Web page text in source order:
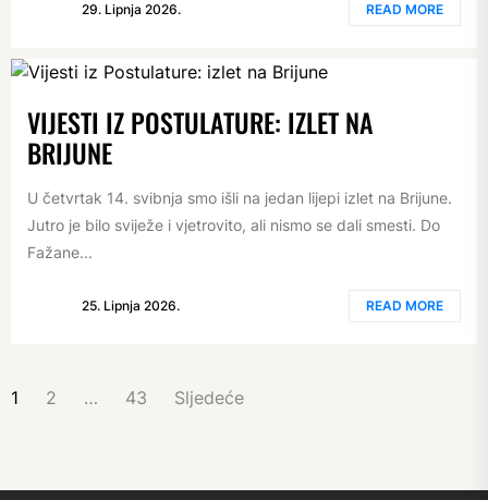
29. Lipnja 2026. READ MORE
VIJESTI IZ POSTULATURE: IZLET NA
BRIJUNE
U četvrtak 14. svibnja smo išli na jedan lijepi izlet na Brijune.
Jutro je bilo sviježe i vjetrovito, ali nismo se dali smesti. Do
Fažane...
25. Lipnja 2026. READ MORE
BROJEVI
1 2 … 43 Sljedeće